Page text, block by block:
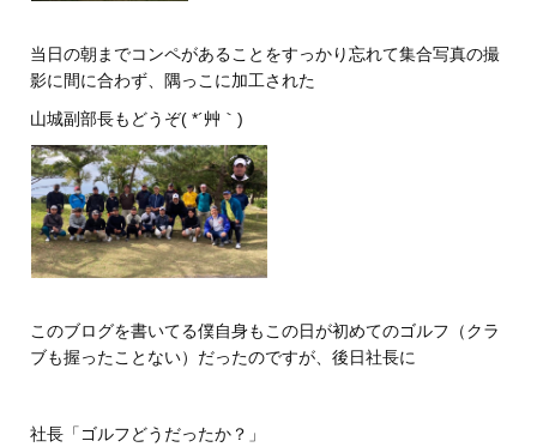
当日の朝までコンペがあることをすっかり忘れて集合写真の撮
影に間に合わず、隅っこに加工された
山城副部長もどうぞ( *´艸｀)
このブログを書いてる僕自身もこの日が初めてのゴルフ（クラ
ブも握ったことない）だったのですが、後日社長に
社長「ゴルフどうだったか？」